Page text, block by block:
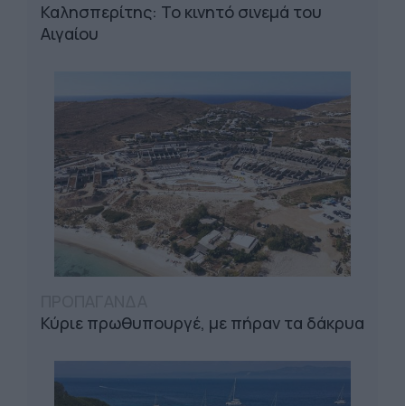
Καλησπερίτης: Το κινητό σινεμά του
Αιγαίου
Κύριε πρωθυπουργέ, με πήραν τα δάκρυα